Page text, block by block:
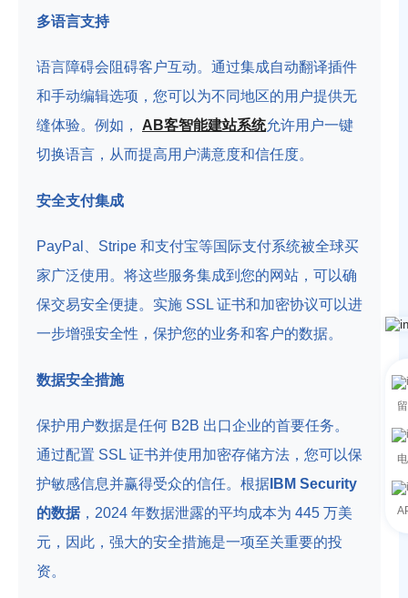
多语言支持
语言障碍会阻碍客户互动。通过集成自动翻译插件
和手动编辑选项，您可以为不同地区的用户提供无
缝体验。例如， AB客智能建站系统允许用户一键
切换语言，从而提高用户满意度和信任度。
安全支付集成
PayPal、Stripe 和支付宝等国际支付系统被全球买
家广泛使用。将这些服务集成到您的网站，可以确
保交易安全便捷。实施 SSL 证书和加密协议可以进
一步增强安全性，保护您的业务和客户的数据。
数据安全措施
保护用户数据是任何 B2B 出口企业的首要任务。
通过配置 SSL 证书并使用加密存储方法，您可以保
护敏感信息并赢得受众的信任。根据 IBM Security
的数据，2024 年数据泄露的平均成本为 445 万美
元，因此，强大的安全措施是一项至关重要的投
资。